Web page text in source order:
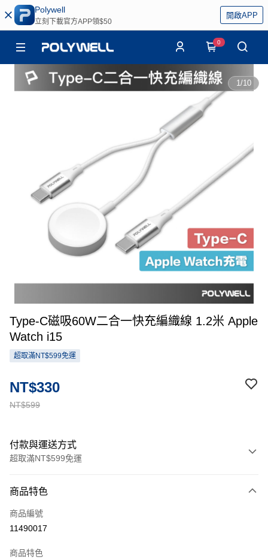
Polywell
立刻下載官方APP領$50
開啟APP
0
1/10
Type-C磁吸60W二合一快充編織線 1.2米 Apple
Watch i15
超取滿NT$599免運
NT$599
NT$330
付款與運送方式
超取滿NT$599免運
信用卡一次付款
超商取貨付款
商品特色
商品編號
11490017
商品特色